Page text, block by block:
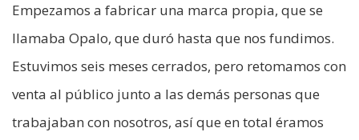
Empezamos a fabricar una marca propia, que se
llamaba Opalo, que duró hasta que nos fundimos.
Estuvimos seis meses cerrados, pero retomamos con
venta al público junto a las demás personas que
trabajaban con nosotros, así que en total éramos